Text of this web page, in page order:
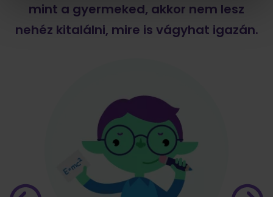
mint a gyermeked, akkor nem lesz
nehéz kitalálni, mire is vágyhat igazán.